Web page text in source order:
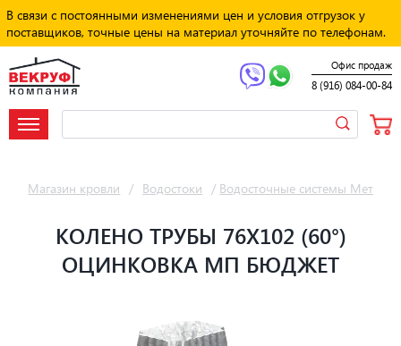
В связи с постоянными изменениями цен и условия отгрузок у
поставщиков, точные цены на материал уточняйте по телефонам.
Офис продаж
8 (916) 084-00-84
Магазин кровли / Водостоки / Водосточные системы Металл
КОЛЕНО ТРУБЫ 76Х102 (60°)
ОЦИНКОВКА МП БЮДЖЕТ